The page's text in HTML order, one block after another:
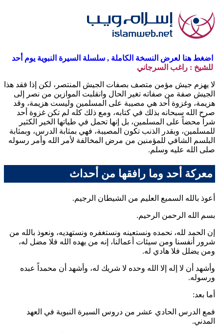
اضغط هنا لعرض النسخة الكاملة , سلسلة السيرة النبوية يوم أحد
للشيخ : راغب السرجاني
لا يهزم جيش مؤمن متصف بصفات الجيش المنتصر، لكن إذا فقد هذا
الجيش صفة من صفاته تغير الحال وانقلبت الموازين من نصر إلى
هزيمة، وغزوة أحد هي مصيبة على المسلمين وليست هزيمة، وقد
صرح الله سبحانه بذلك في كتابه، ومع ذلك كله لم تكن غزوة أحد
شراً محضاً على المسلمين، بل إنها تحمل في طياتها الخير الكثير
للمسلمين، وبقدر الذنب تكون المصيبة، فهي بمثابة الدرس، وبمثابة
البلسم الشافي للمؤمنين من مرض المخالفة لأمر الله وأمر رسوله
صلى الله عليه وسلم.
معركة أحد وما رافقها من أحداث
أعوذ بالله السميع العليم من الشيطان الرجيم.
بسم الله الرحمن الرحيم.
إن الحمد لله، نحمده ونستعينه ونستغفره ونستهديه، ونعوذ بالله من
شرور أنفسنا ومن سيئات أعمالنا، إنه من يهده الله فلا مضل له،
ومن يضلل فلا هادي له.
وأشهد أن لا إله إلا الله وحده لا شريك له، وأشهد أن محمداً عبده
ورسوله.
أما بعد:
فمع الدرس الحادي عشر من دروس السيرة النبوية في العهد
المدني.